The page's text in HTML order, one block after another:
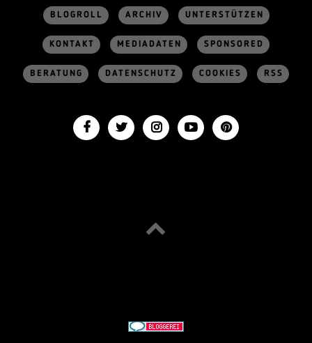
BLOGROLL ARCHIV UNTERSTÜTZEN
KONTAKT MEDIADATEN SPONSORED
BERATUNG DATENSCHUTZ COOKIES RSS